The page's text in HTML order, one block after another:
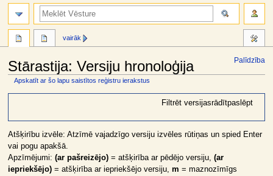
Palīdzība
Stārastija: Versiju hronoloģija
Apskatīt ar šo lapu saistītos reģistru ierakstus
navigation
search
Filtrēt versijasrādītpaslēpt
Atšķirību izvēle: Atzīmē vajadzīgo versiju izvēles rūtiņas un spied Enter
vai pogu apakšā.
Apzīmējumi: (ar pašreizējo)= atšķirība ar pēdējo versiju, (ar
iepriekšējo)= atšķirība ar iepriekšējo versiju, m = maznozīmīgs
vairāk
meklēt